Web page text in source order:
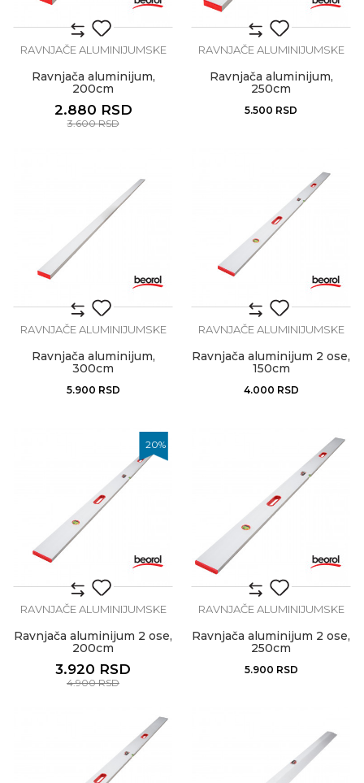
RAVNJAČE ALUMINIJUMSKE
Ravnjača aluminijum,
200cm
2.880 RSD
3.600RSD
RAVNJAČE ALUMINIJUMSKE
Ravnjača aluminijum,
250cm
5.500 RSD
RAVNJAČE ALUMINIJUMSKE
Ravnjača aluminijum,
300cm
5.900 RSD
RAVNJAČE ALUMINIJUMSKE
Ravnjača aluminijum 2 ose,
150cm
4.000 RSD
20%
RAVNJAČE ALUMINIJUMSKE
Ravnjača aluminijum 2 ose,
200cm
3.920 RSD
4.900RSD
RAVNJAČE ALUMINIJUMSKE
Ravnjača aluminijum 2 ose,
250cm
5.900 RSD